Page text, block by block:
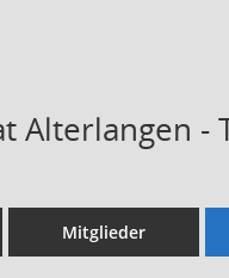
Alterlangen -
Mitglieder